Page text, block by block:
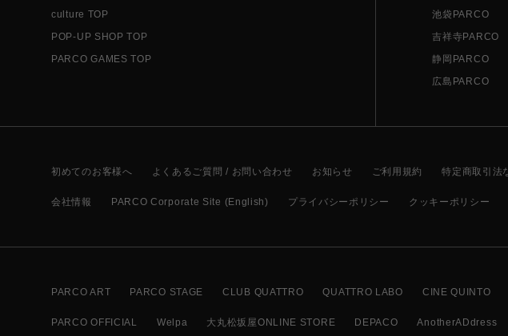
culture TOP
POP-UP SHOP TOP
PARCO GAMES TOP
池袋PARCO
吉祥寺PARCO
静岡PARCO
広島PARCO
初めてのお客様へ よくあるご質問 / お問い合わせ お知らせ ご利用規約 特定商取引法
会社情報 PARCO Corporate Site (English) プライバシーポリシー クッキーポリシー
PARCO ART PARCO STAGE CLUB QUATTRO QUATTRO LABO CINE QUINTO
PARCO OFFICIAL Welpa 大丸松坂屋ONLINE STORE DEPACO AnotherADdress